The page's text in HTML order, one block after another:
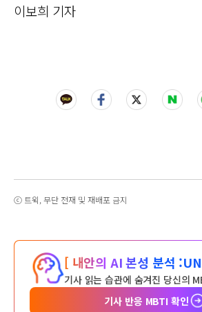
이보희 기자
ⓒ 트윅, 무단 전재 및 재배포 금지
[ 내안의 AI 본성 분석 :
기사 읽는 습관에 숨겨진 당신의
기사 반응 MBTI 확인